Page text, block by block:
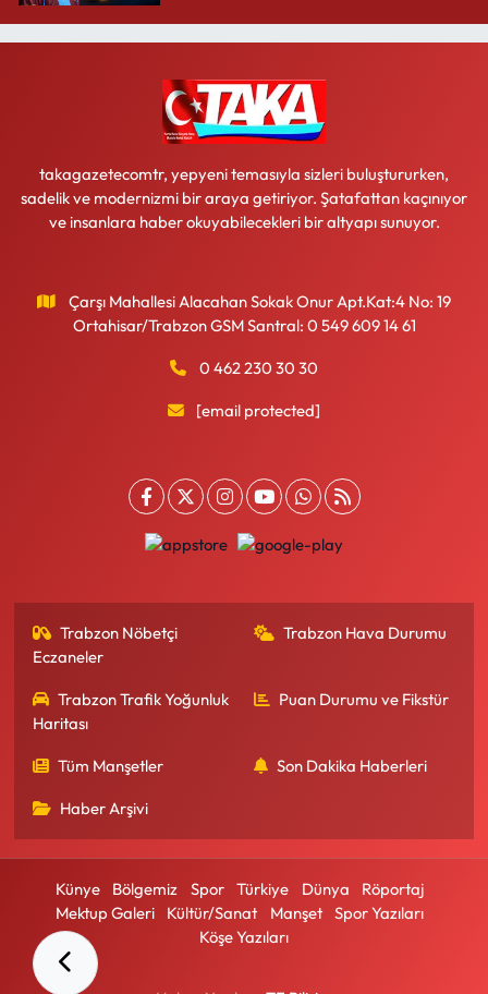
takagazetecomtr, yepyeni temasıyla sizleri buluştururken,
sadelik ve modernizmi bir araya getiriyor. Şatafattan kaçınıyor
ve insanlara haber okuyabilecekleri bir altyapı sunuyor.
Çarşı Mahallesi Alacahan Sokak Onur Apt.Kat:4 No: 19
Ortahisar/Trabzon GSM Santral: 0 549 609 14 61
0 462 230 30 30
[email protected]
Trabzon Nöbetçi
Eczaneler
Trabzon Hava Durumu
Trabzon Trafik Yoğunluk
Haritası
Puan Durumu ve Fikstür
Tüm Manşetler Son Dakika Haberleri
Haber Arşivi
Künye Bölgemiz Spor Türkiye Dünya
Röportaj
Mektup Galeri
Kültür/Sanat Manşet
Spor Yazıları
Köşe Yazıları